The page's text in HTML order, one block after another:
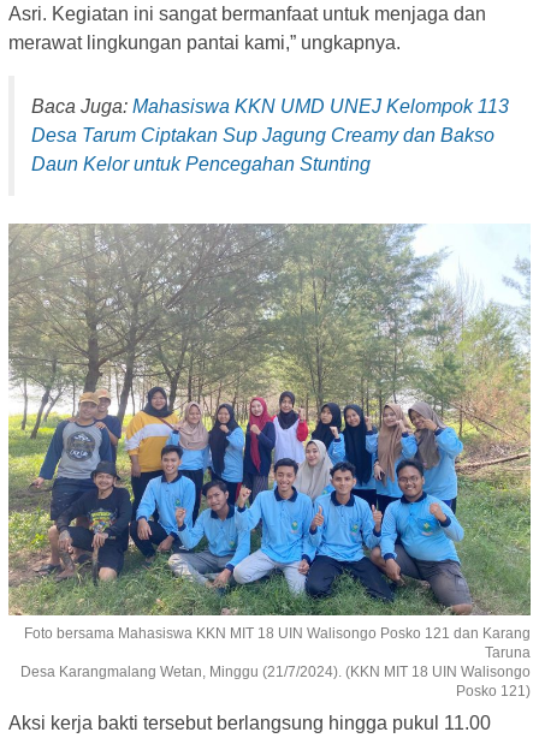
Asri. Kegiatan ini sangat bermanfaat untuk menjaga dan
merawat lingkungan pantai kami,” ungkapnya.
Baca Juga: Mahasiswa KKN UMD UNEJ Kelompok 113
Desa Tarum Ciptakan Sup Jagung Creamy dan Bakso
Daun Kelor untuk Pencegahan Stunting
Foto bersama Mahasiswa KKN MIT 18 UIN Walisongo Posko 121 dan Karang
Taruna
Desa Karangmalang Wetan, Minggu (21/7/2024). (KKN MIT 18 UIN Walisongo
Posko 121)
Aksi kerja bakti tersebut berlangsung hingga pukul 11.00